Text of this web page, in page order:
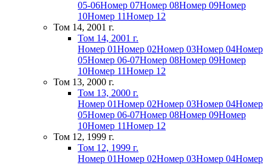
05-06Номер 07Номер 08Номер 09Номер
10Номер 11Номер 12
Том 14, 2001 г.
Том 14, 2001 г.
Номер 01Номер 02Номер 03Номер 04Номер
05Номер 06-07Номер 08Номер 09Номер
10Номер 11Номер 12
Том 13, 2000 г.
Том 13, 2000 г.
Номер 01Номер 02Номер 03Номер 04Номер
05Номер 06-07Номер 08Номер 09Номер
10Номер 11Номер 12
Том 12, 1999 г.
Том 12, 1999 г.
Номер 01Номер 02Номер 03Номер 04Номер